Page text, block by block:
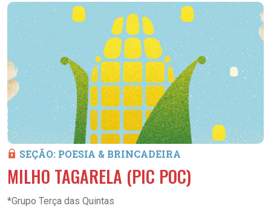
SEÇÃO: POESIA & BRINCADEIRA
MILHO TAGARELA (PIC POC)
*Grupo Terça das Quintas